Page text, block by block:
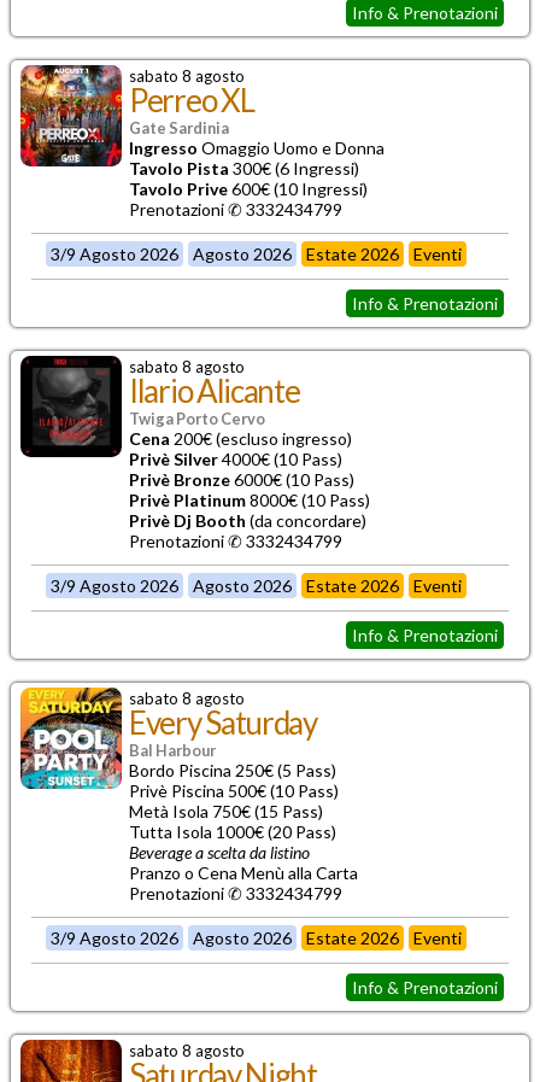
Info & Prenotazioni
sabato 8 agosto
Perreo XL
Gate Sardinia
Ingresso Omaggio Uomo e Donna
Tavolo Pista 300€ (6 Ingressi)
Tavolo Prive600€ (10 Ingressi)
Prenotazioni ✆ 3332434799
3/9 Agosto 2026 Agosto 2026 Estate 2026 Eventi
Info & Prenotazioni
sabato 8 agosto
Ilario Alicante
Twiga Porto Cervo
Cena 200€ (escluso ingresso)
Privè Silver4000€ (10 Pass)
Privè Bronze6000€ (10 Pass)
Privè Platinum8000€ (10 Pass)
Privè Dj Booth (da concordare)
Prenotazioni ✆ 3332434799
3/9 Agosto 2026 Agosto 2026 Estate 2026 Eventi
Info & Prenotazioni
sabato 8 agosto
Every Saturday
Bal Harbour
Bordo Piscina 250€ (5 Pass)
Privè Piscina 500€ (10 Pass)
Metà Isola 750€ (15 Pass)
Tutta Isola 1000€ (20 Pass)
Beverage a scelta da listino
Pranzo o Cena Menù alla Carta
Prenotazioni ✆ 3332434799
3/9 Agosto 2026 Agosto 2026 Estate 2026 Eventi
Info & Prenotazioni
sabato 8 agosto